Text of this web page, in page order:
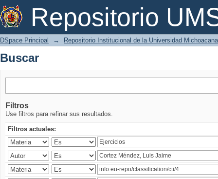
Repositorio
Buscar
DSpace Principal → Repositorio Institucional de la Universidad
Buscar
Filtros
Use filtros para refinar sus resultados.
Filtros actuales: